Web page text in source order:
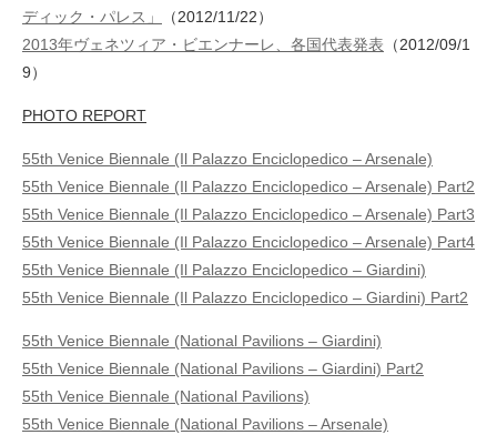
ディック・パレス」
（2012/11/22）
2013年ヴェネツィア・ビエンナーレ、各国代表発表 （2012/09/1
9）
PHOTO REPORT
55th Venice Biennale (Il Palazzo Enciclopedico – Arsenale)
55th Venice Biennale (Il Palazzo Enciclopedico – Arsenale) Part2
55th Venice Biennale (Il Palazzo Enciclopedico – Arsenale) Part3
55th Venice Biennale (Il Palazzo Enciclopedico – Arsenale) Part4
55th Venice Biennale (Il Palazzo Enciclopedico – Giardini)
55th Venice Biennale (Il Palazzo Enciclopedico – Giardini) Part2
55th Venice Biennale (National Pavilions – Giardini)
55th Venice Biennale (National Pavilions – Giardini) Part2
55th Venice Biennale (National Pavilions)
55th Venice Biennale (National Pavilions – Arsenale)